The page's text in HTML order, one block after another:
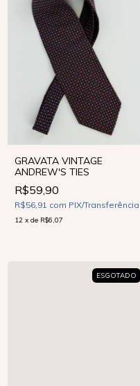
GRAVATA VINTAGE
ANDREW'S TIES
R$59,90
R$56,91 com PIX/Transferência
12 x de R$6,07
ESGOTADO